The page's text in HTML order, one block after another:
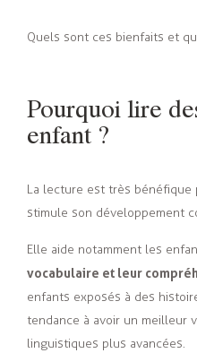
Quels sont ces bienfaits et
Pourquoi lire
enfant ?
La lecture est très
stimule son développement
Elle aide notamment les
vocabulaire et leur
enfants exposés à des
tendance à avoir un meilleur
linguistiques plus avancées.